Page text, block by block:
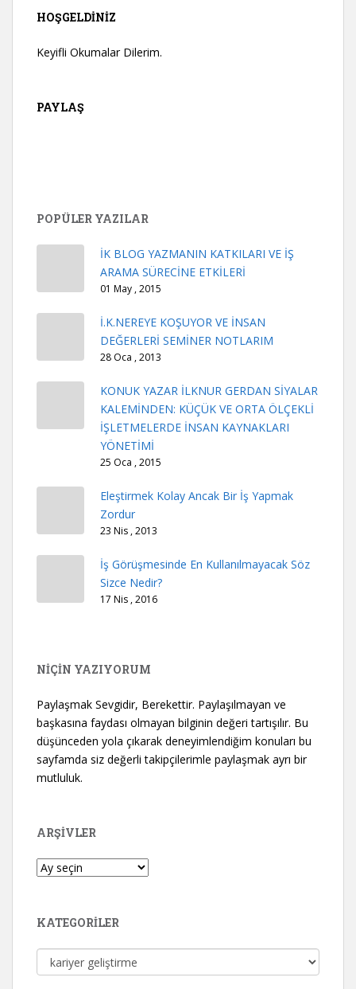
HOŞGELDINIZ
Keyifli Okumalar Dilerim.
PAYLAŞ
POPÜLER YAZILAR
İK BLOG YAZMANIN KATKILARI VE İŞ
ARAMA SÜRECİNE ETKİLERİ
01 May , 2015
İ.K.NEREYE KOŞUYOR VE İNSAN
DEĞERLERİ SEMİNER NOTLARIM
28 Oca , 2013
KONUK YAZAR İLKNUR GERDAN SİYALAR
KALEMİNDEN: KÜÇÜK VE ORTA ÖLÇEKLİ
İŞLETMELERDE İNSAN KAYNAKLARI
YÖNETİMİ
25 Oca , 2015
Eleştirmek Kolay Ancak Bir İş Yapmak
Zordur
23 Nis , 2013
İş Görüşmesinde En Kullanılmayacak Söz
Sizce Nedir?
17 Nis , 2016
NİÇİN YAZIYORUM
Paylaşmak Sevgidir, Berekettir. Paylaşılmayan ve
başkasına faydası olmayan bilginin değeri tartışılır. Bu
düşünceden yola çıkarak deneyimlendiğim konuları bu
sayfamda siz değerli takipçilerimle paylaşmak ayrı bir
mutluluk.
ARŞIVLER
Arşivler
KATEGORILER
Kategoriler